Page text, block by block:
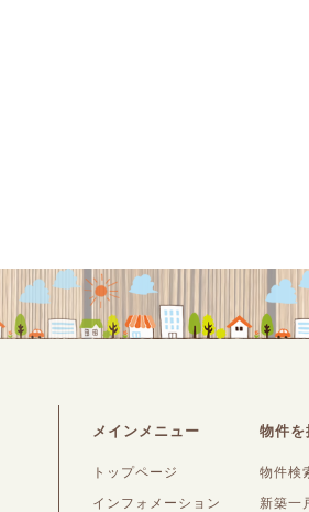
メインメニュー
トップページ
インフォメーション
物件を
物件検
新築一